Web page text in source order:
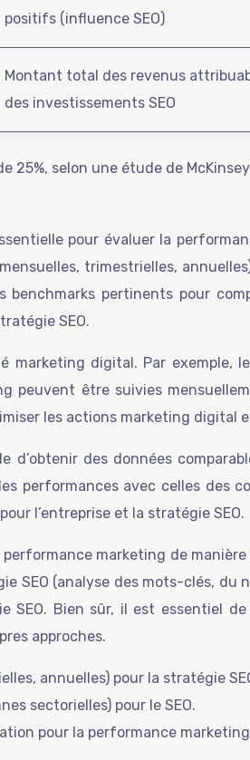
positifs (influence SEO)
Montant total des revenus
des investissements SEO
25%, selon une étude de
pour évaluer la
trimestrielles,
pertinents pour
SEO.
digital. Par exemple,
peuvent être suivies
les actions marketing digital
des données
performances avec celles des
l’entreprise et la stratégie SEO.
marketing de
(analyse des mots-clés, du
SEO. Bien sûr, il est essentiel
approches.
annuelles) pour la stratégie
sectorielles) pour le SEO.
pour la performance